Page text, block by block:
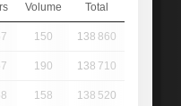
Volume Total
150 138 860
190 138 710
158 138 520